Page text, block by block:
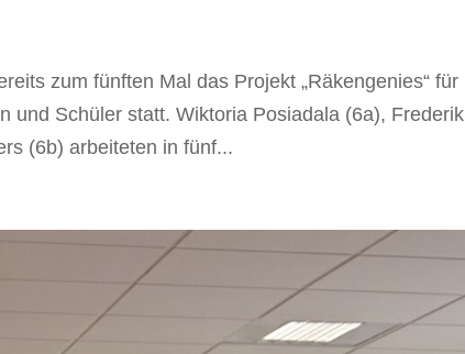
zum fünften Mal das Projekt „Räkengenies“ für
und Schüler statt. Wiktoria Posiadala (6a), Frederik
(6b) arbeiteten in fünf...